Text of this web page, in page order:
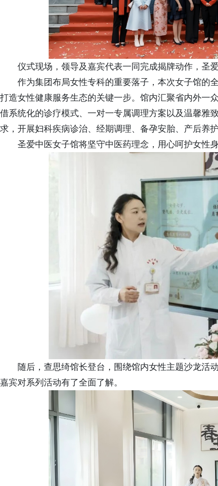
仪式现场，领导及嘉宾代表一同完成揭牌动作，圣
作为集团布局女性专科的重要落子，本次女子馆的
打造女性健康服务生态的关键一步。馆内汇聚省内外一
借系统化的诊疗模式、一对一专属调理方案以及温馨雅
求，开展妇科疾病诊治、经期调理、备孕安胎、产后养
圣爱中医女子馆将坚守中医药理念，用心呵护女性
随后，查思绮馆长登台，围绕馆内女性主题沙龙活
嘉宾对系列活动有了全面了解。